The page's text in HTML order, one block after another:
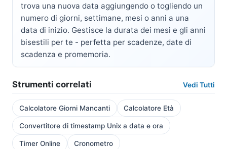
trova una nuova data aggiungendo o togliendo un
numero di giorni, settimane, mesi o anni a una
data di inizio. Gestisce la durata dei mesi e gli anni
bisestili per te - perfetta per scadenze, date di
scadenza e promemoria.
Strumenti correlati Vedi Tutti
Calcolatore Giorni Mancanti Calcolatore Età
Convertitore di timestamp Unix a data e ora
Timer Online Cronometro